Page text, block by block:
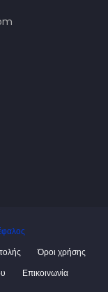
Όροι χρήσης
Επικοινωνία